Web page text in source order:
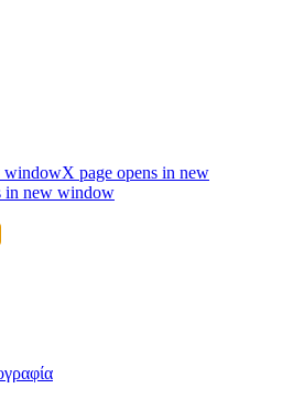
windowX page opens in new
in new window